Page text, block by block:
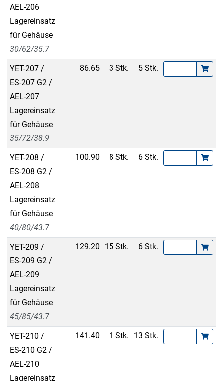
AEL-206
Lagereinsatz
für Gehäuse
30/62/35.7
YET-207 /
ES-207 G2 /
AEL-207
Lagereinsatz
für Gehäuse
35/72/38.9
86.65 3 Stk. 5 Stk.
YET-208 /
ES-208 G2 /
AEL-208
Lagereinsatz
für Gehäuse
40/80/43.7
100.90 8 Stk. 6 Stk.
YET-209 /
ES-209 G2 /
AEL-209
Lagereinsatz
für Gehäuse
45/85/43.7
129.20 15 Stk. 6 Stk.
YET-210 /
ES-210 G2 /
AEL-210
Lagereinsatz
141.40 1 Stk. 13 Stk.